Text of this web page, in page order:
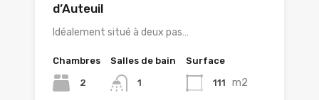
d’Auteuil
Idéalement situé à deux pas…
Chambres
2
Salles de bain
1
Surface
111 m2